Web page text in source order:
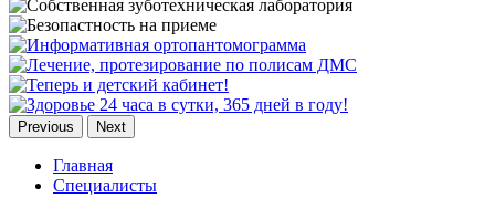
Previous Next
Главная
Специалисты